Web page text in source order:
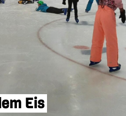
Eis